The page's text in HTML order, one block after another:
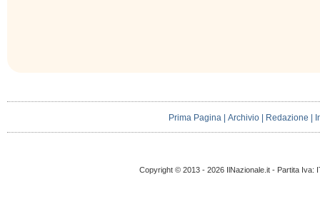
Prima Pagina |Archivio Redazione
Copyright © 2013 - 2026 IlNazionale.it - Partita Iva: